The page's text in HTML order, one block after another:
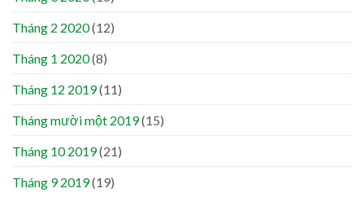
Tháng 2 2020(12)
Tháng 1 2020(8)
Tháng 12 2019(11)
Tháng mười một 2019(15)
Tháng 10 2019(21)
Tháng 9 2019(19)